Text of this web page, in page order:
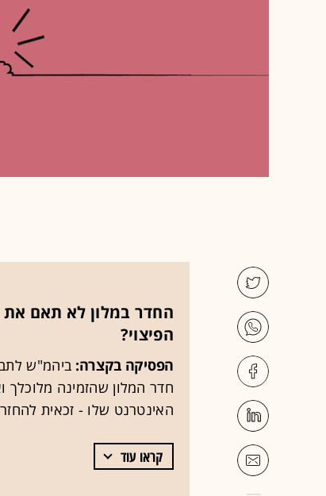
החדר במלון לא תאם את
הפיצוי?
הפסיקה בקצרה: ביהמ"ש
חדר המלון שהזמינה
האינטרנט שלו - זכאית
קראו עוד